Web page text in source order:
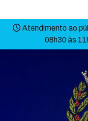
Atendimento ao
08h30 às